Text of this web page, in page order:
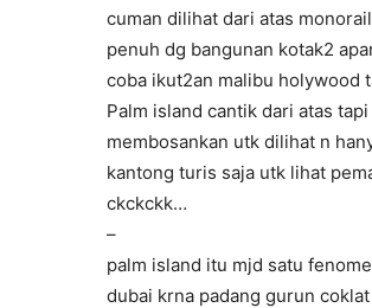
cuman dilihat dari atas
penuh dg bangunan kotak2
coba ikut2an malibu holywood
Palm island cantik dari atas
membosankan utk dilihat n
kantong turis saja utk lihat
ckckckk…
–
palm island itu mjd satu
dubai krna padang gurun